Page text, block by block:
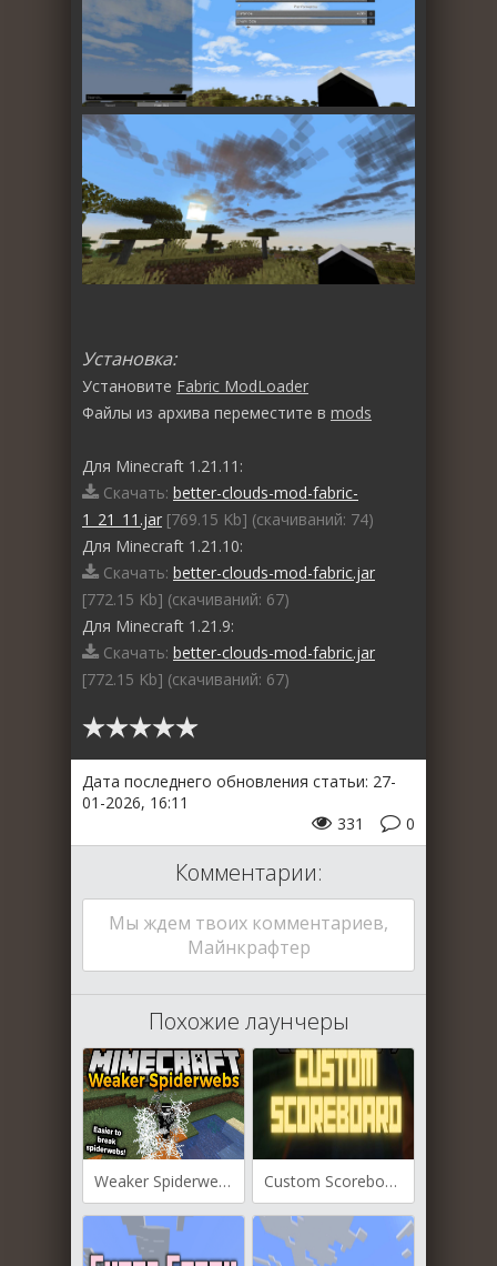
Установка:
Установите Fabric ModLoader
Файлы из архива переместите в mods
Для Minecraft 1.21.11:
Скачать: better-clouds-mod-fabric-
1_21_11.jar [769.15 Kb] (cкачиваний: 74)
Для Minecraft 1.21.10:
Скачать: better-clouds-mod-fabric.jar
[772.15 Kb] (cкачиваний: 67)
Для Minecraft 1.21.9:
Скачать: better-clouds-mod-fabric.jar
[772.15 Kb] (cкачиваний: 67)
Дата последнего обновления статьи: 27-
01-2026, 16:11
0
331
Комментарии:
Мы ждем твоих комментариев,
Майнкрафтер
Похожие лаунчеры
Weaker Spiderwebs для Майнкрафт [1.21.9, 1.21.8, 1.21.7] Custom Scoreboard для Майнкрафт [1.21.5, 1.21.4, 1.21.3]